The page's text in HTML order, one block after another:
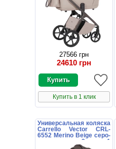
27566 грн
24610 грн
Купить в 1 клик
Универсальная коляска
Carrello Vector CRL-
6552 Merino Beige серо-
коричневая 2 в 1
люлька и блок